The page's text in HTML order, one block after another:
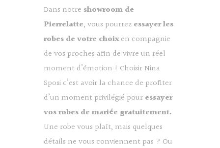
Dans notre showroom de
Pierrelatte, vous pourrez essayer les
robes de votre choixen compagnie
de vos proches afin de vivre un réel
moment d’émotion ! Choisir Nina
Sposi c’est avoir la chance de profiter
d’un moment privilégié pour essayer
vos robes de mariée gratuitement.
Une robe vous plaît, mais quelques
détails ne vous conviennent pas ? Ou